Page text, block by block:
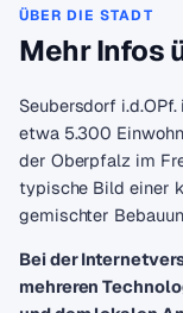
ÜBER DIE STADT
Mehr Infos
Seubersdorf
etwa 5.300
der Oberpfalz im
typische Bild einer
gemischter
Bei der
mehreren